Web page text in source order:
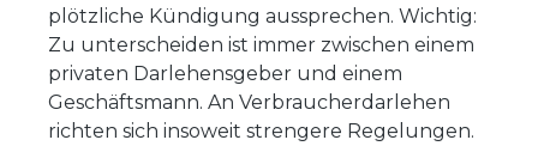
plötzliche Kündigung aussprechen. Wichtig:
Zu unterscheiden ist immer zwischen einem
privaten Darlehensgeber und einem
Geschäftsmann. An Verbraucherdarlehen
richten sich insoweit strengere Regelungen.